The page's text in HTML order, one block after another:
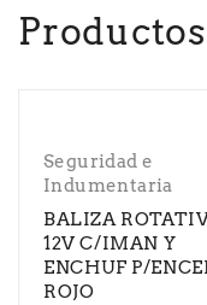
Seguridad e
Indumentaria
BALIZA
12V C/IMAN Y
ENCHUF P/
ROJO